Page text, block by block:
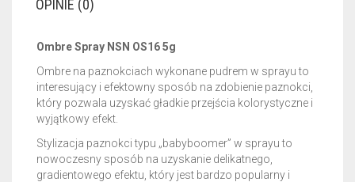
OPINIE (0)
Ombre Spray NSN OS16 5g
Ombre na paznokciach wykonane pudrem w sprayu to
interesujący i efektowny sposób na zdobienie paznokci,
który pozwala uzyskać gładkie przejścia kolorystyczne i
wyjątkowy efekt.
Stylizacja paznokci typu „babyboomer” w sprayu to
nowoczesny sposób na uzyskanie delikatnego,
gradientowego efektu, który jest bardzo popularny i